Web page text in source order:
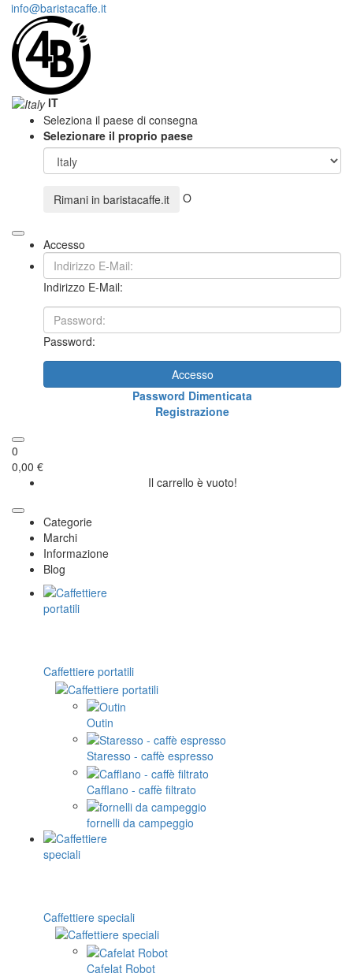
info@baristacaffe.it
IT
Seleziona il paese di consegna
Selezionare il proprio paese
Rimani in baristacaffe.it O
Accesso
Indirizzo E-Mail:
Password:
Accesso
Password Dimenticata
Registrazione
0
0,00 €
Il carrello è vuoto!
Categorie
Marchi
Informazione
Blog
Caffettiere portatili
Outin
Staresso - caffè espresso
Cafflano - caffè filtrato
fornelli da campeggio
Caffettiere speciali
Cafelat Robot